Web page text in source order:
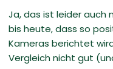
Ja, das ist leider auch
bis heute, dass so
Kameras berichtet
Vergleich nicht gut